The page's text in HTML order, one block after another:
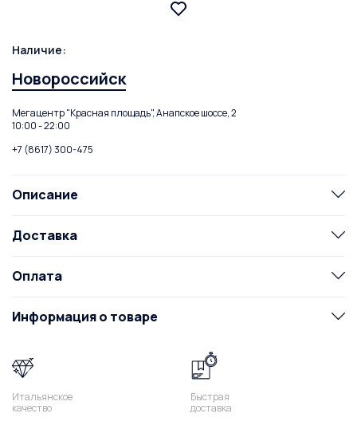
Наличие:
Новороссийск
Мегацентр "Красная площадь", Анапское шоссе, 2
10:00 - 22:00
+7 (8617) 300-475
Описание
Доставка
Оплата
Информация о товаре
Итальянское
качество
Быстрая
доставка